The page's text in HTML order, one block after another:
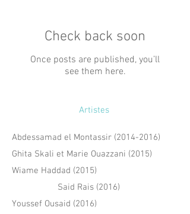
Check back soon
Once posts are published, you’ll
see them here.
Artistes
Abdessamad el Montassir (2014-2016)
Ghita Skali et Marie Ouazzani (2015)
Wiame Haddad (2015)
Said Rais (2016)
Youssef Ousaid (2016)